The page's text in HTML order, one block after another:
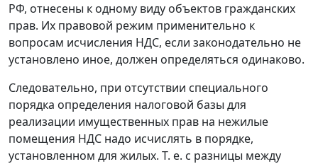
РФ, отнесены к одному виду объектов гражданских
прав. Их правовой режим применительно к
вопросам исчисления НДС, если законодательно не
установлено иное, должен определяться одинаково.
Следовательно, при отсутствии специального
порядка определения налоговой базы для
реализации имущественных прав на нежилые
помещения НДС надо исчислять в порядке,
установленном для жилых. Т. е. с разницы между